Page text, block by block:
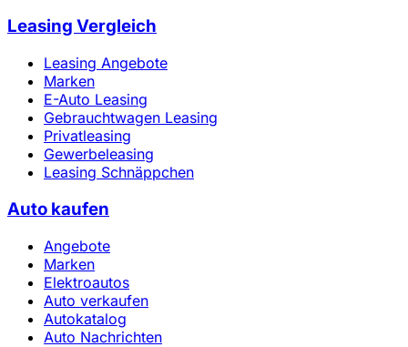
Leasing Vergleich
Leasing Angebote
Marken
E-Auto Leasing
Gebrauchtwagen Leasing
Privatleasing
Gewerbeleasing
Leasing Schnäppchen
Auto kaufen
Angebote
Marken
Elektroautos
Auto verkaufen
Autokatalog
Auto Nachrichten